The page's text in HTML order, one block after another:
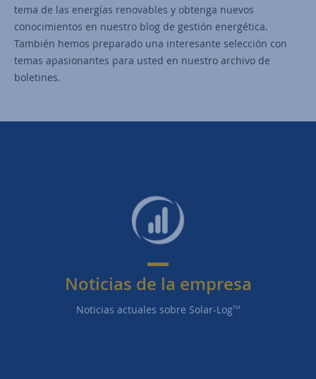
tema de las energías renovables y obtenga nuevos
conocimientos en nuestro blog de gestión energética.
También hemos preparado una interesante selección con
temas apasionantes para usted en nuestro archivo de
boletines.
Noticias de la empresa
Noticias actuales sobre Solar-LogTM